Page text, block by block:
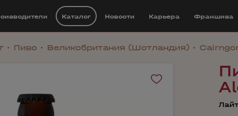
Каталог Новости Карьера Франшиза
Пиво Великобритания (Шотландия)